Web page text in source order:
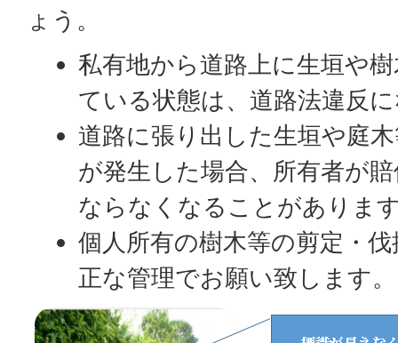
ょう。
私有地から道路上に生垣や
ている状態は、道路法違反
道路に張り出した生垣や庭
が発生した場合、所有者が
ならなくなることがありま
個人所有の樹木等の剪定・
正な管理でお願い致します。